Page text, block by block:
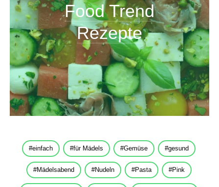
Food Trend
Rezepte
einfach für Mädels Gemüse gesund
Mädelsabend Nudeln Pasta Pink